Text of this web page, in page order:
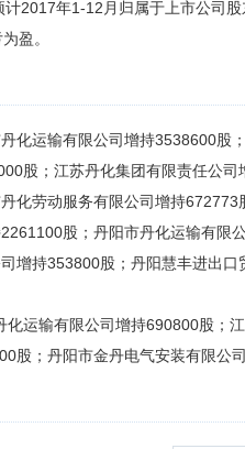
2017年1-12月归属于上市公司
盈。
化运输有限公司增持3538600股
股；江苏丹化集团有限责任公司
化劳动服务有限公司增持672773
股；丹阳市丹化运输有限
增持353800股；丹阳慧丰进出口
化运输有限公司增持690800股；
股；丹阳市金丹电气安装有限公